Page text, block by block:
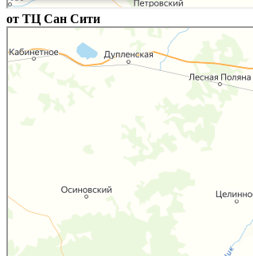
от ТЦ Сан Сити
Новосибирск
Сибиряк: как доехать на автомобиле, общественным